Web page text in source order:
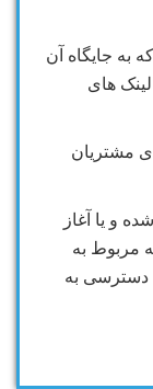
به جایگاه آن
های
مشتریان
و یا آغاز
مربوط به
دسترسی به